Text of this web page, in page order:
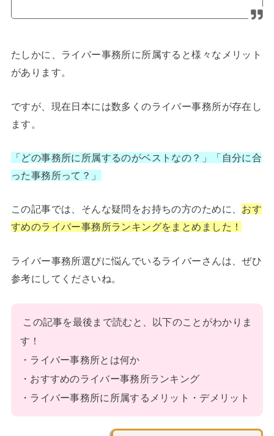
たしかに、ライバー事務所に所属すると様々なメリット
があります。
ですが、現在日本には数多くのライバー事務所が存在し
ます。
「どの事務所に所属するのがベストなの？」「自分に合
った事務所って？」
この記事では、そんな疑問をお持ちの方のために、 おす
すめのライバー事務所ランキングをまとめました！
ライバー事務所選びに悩んでいるライバーさんは、ぜひ
参考にしてくださいね。
この記事を最後まで読むと、以下のことがわかりま
す！
・ライバー事務所とは何か
・おすすめのライバー事務所ランキング
・ライバー事務所に所属するメリット・デメリット